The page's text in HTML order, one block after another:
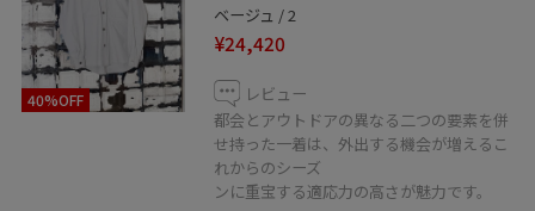
シーン問わずに使えるデイリーユースなデザイン、生地
の厚み/生地の削り方/サイズ感/金属の素材など細部まで
軽量に拘り、軽くて頑丈なかけ心地のいい眼鏡を作成。
40%OFF
ベージュ / 2
¥24,420
レビュー
都会とアウトドアの異なる二つの要素を併
せ持った一着は、外出する機会が増えるこ
れからのシーズ
ンに重宝する適応力の高さが魅力です。